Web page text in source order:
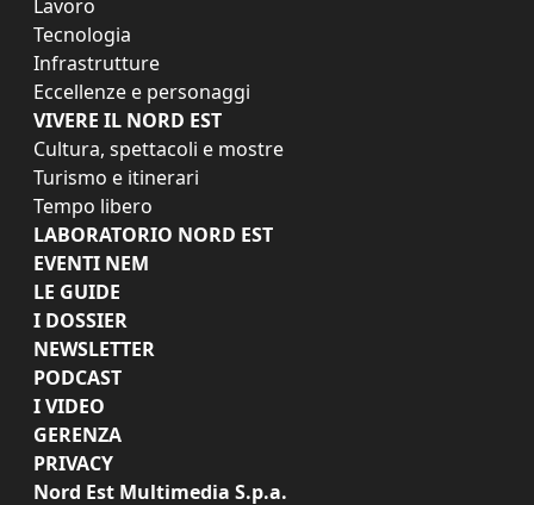
Lavoro
Tecnologia
Infrastrutture
Eccellenze e personaggi
VIVERE IL NORD EST
Cultura, spettacoli e mostre
Turismo e itinerari
Tempo libero
LABORATORIO NORD EST
EVENTI NEM
LE GUIDE
I DOSSIER
NEWSLETTER
PODCAST
I VIDEO
GERENZA
PRIVACY
Nord Est Multimedia S.p.a.